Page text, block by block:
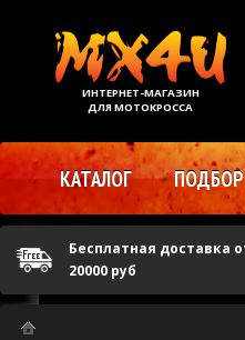
ИНТЕРНЕТ-МАГАЗИН
ДЛЯ МОТОКРОССА
КАТАЛОГ
Бесплатная доставка
20000 руб